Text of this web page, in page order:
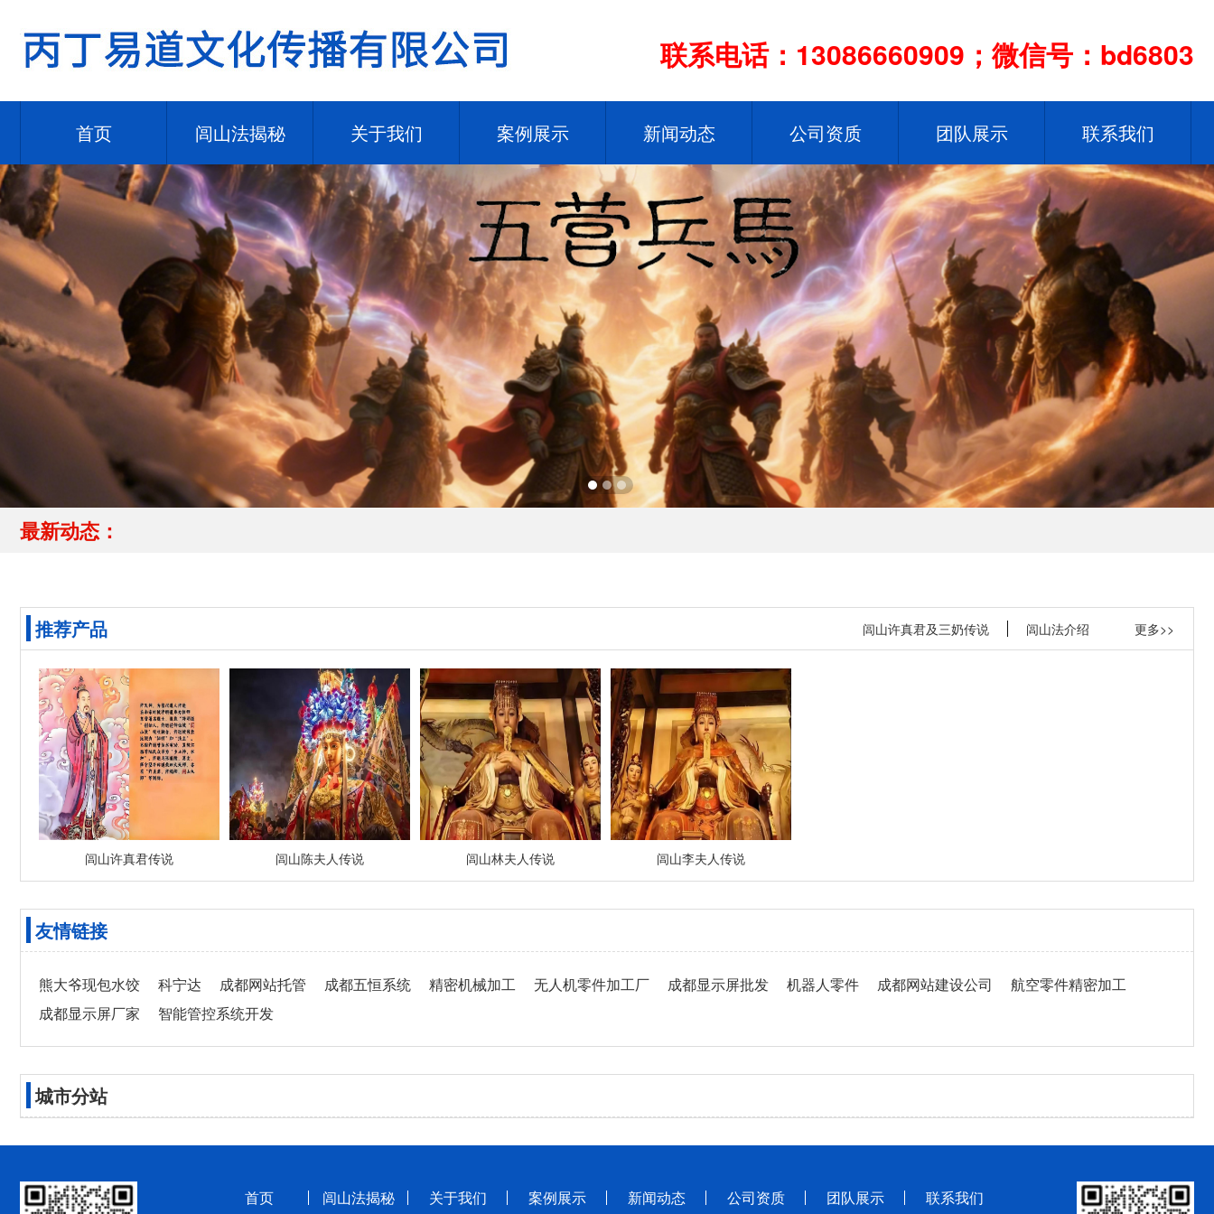
联系电话：13086660909；微信号：bd6803
首页 闾山法揭秘 关于我们 案例展示 新闻动态 公司资质 团队展示 联系我们
最新动态：
推荐产品 更多>>
闾山许真君及三奶传说 闾山法介绍
闾山许真君传说 闾山陈夫人传说 闾山林夫人传说 闾山李夫人传说
友情链接
熊大爷现包水饺 科宁达 成都网站托管 成都五恒系统 精密机械加工 无人机零件加工厂 成都显示屏批发 机器人零件 成都网站建设公司
航空零件精密加工
成都显示屏厂家
智能管控系统开发
城市分站
首页 闾山法揭秘 关于我们 案例展示 新闻动态 公司资质 团队展示 联系我们